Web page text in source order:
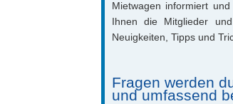
Mietwagen informiert
Ihnen die Mitglieder
Neuigkeiten, Tipps und
Fragen werden
und umfassend